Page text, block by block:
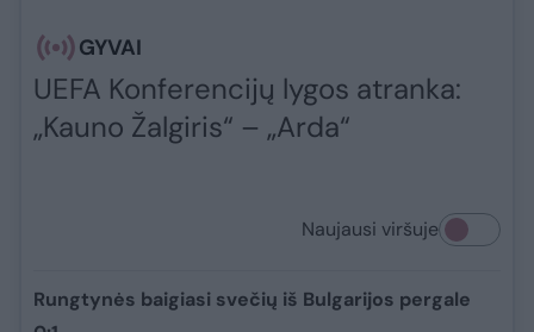
GYVAI
UEFA Konferencijų lygos atranka:
„Kauno Žalgiris“ – „Arda“
Naujausi viršuje
Rungtynės baigiasi svečių iš Bulgarijos pergale